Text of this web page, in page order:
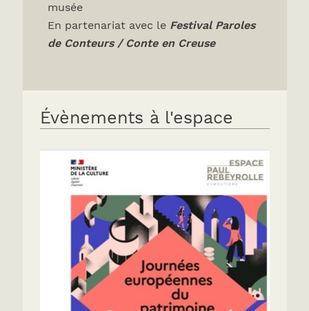
musée
En partenariat avec le Festival Paroles
de Conteurs / Conte en Creuse
Évènements à l'espace